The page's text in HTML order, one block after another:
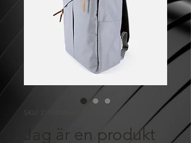
SKU: 21554345656
Jag är en produkt